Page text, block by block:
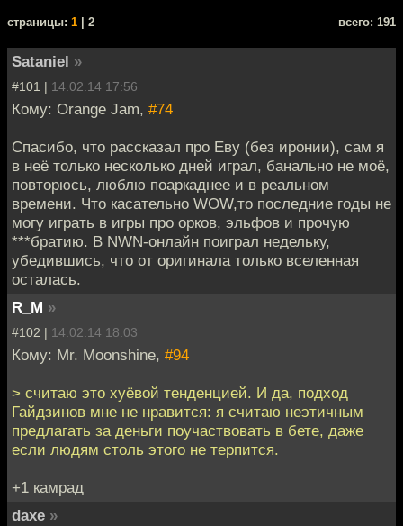
cтраницы: 1 | 2 всего: 191
Sataniel »
#101 | 14.02.14 17:56
Кому: Orange Jam, #74
Спасибо, что рассказал про Еву (без иронии), сам я
в неё только несколько дней играл, банально не моё,
повторюсь, люблю поаркаднее и в реальном
времени. Что касательно WOW,то последние годы не
могу играть в игры про орков, эльфов и прочую
***братию. В NWN-онлайн поиграл недельку,
убедившись, что от оригинала только вселенная
осталась.
R_M »
#102 | 14.02.14 18:03
Кому: Mr. Moonshine, #94
> считаю это хуёвой тенденцией. И да, подход
Гайдзинов мне не нравится: я считаю неэтичным
предлагать за деньги поучаствовать в бете, даже
если людям столь этого не терпится.
+1 камрад
daxe »